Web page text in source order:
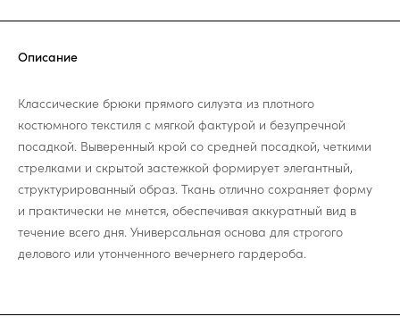
Описание
Классические брюки прямого силуэта из плотного
костюмного текстиля с мягкой фактурой и безупречной
посадкой. Выверенный крой со средней посадкой, четкими
стрелками и скрытой застежкой формирует элегантный,
структурированный образ. Ткань отлично сохраняет форму
и практически не мнется, обеспечивая аккуратный вид в
течение всего дня. Универсальная основа для строгого
делового или утонченного вечернего гардероба.